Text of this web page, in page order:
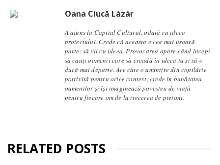
Oana Ciucă Lázár
A ajuns la Capital Cultural, odată cu ideea
proiectului. Crede că aceasta e cea mai ușoară
parte: să vii cu ideea. Provocarea apare când începi
să cauți oamenii care să creadă în ideea ta și să o
ducă mai departe. Are câte o amintire din copilărie
potrivită pentru orice context, crede în bunătatea
oamenilor și își imaginează povestea de viață
pentru fiecare om de la trecerea de pietoni.
RELATED POSTS